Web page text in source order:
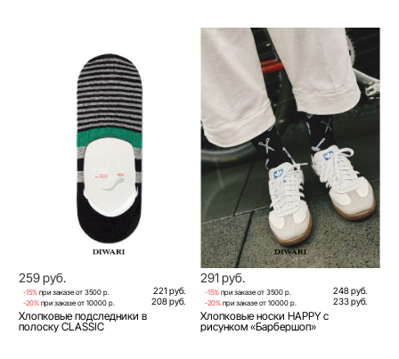
259 руб.
-15% при заказе от 3500 р. 221 руб.
-20% при заказе от 10000 р. 208 руб.
Хлопковые подследники в
полоску CLASSIC
291 руб.
-15% при заказе от 3500 р. 248 руб.
-20% при заказе от 10000 р. 233 руб.
Хлопковые носки HAPPY с
рисунком «Барбершоп»